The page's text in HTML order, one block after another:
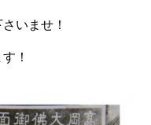
さいませ！
！